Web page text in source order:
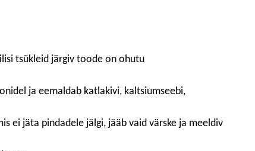
tsükleid järgiv toode on ohutu
ja eemaldab katlakivi, kaltsiumseebi,
ei jäta pindadele jälgi, jääb vaid värske ja meeldiv